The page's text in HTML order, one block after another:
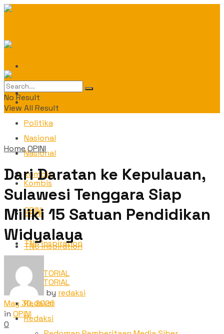
Politika
Nasional
Kombis
OPINI
TNC Inspiration
ADVETORIAL
Redaksi
Daerah
Politika
Nasional
Kombis
OPINI
TNC Inspiration
ADVETORIAL
Redaksi
No Result
View All Result
HomeOPINI
Dari Daratan ke Kepulauan,
Sulawesi Tenggara Siap
Miliki 15 Satuan Pendidikan
Widyalaya
by redaksi
May 30, 2026
in OPINI
0